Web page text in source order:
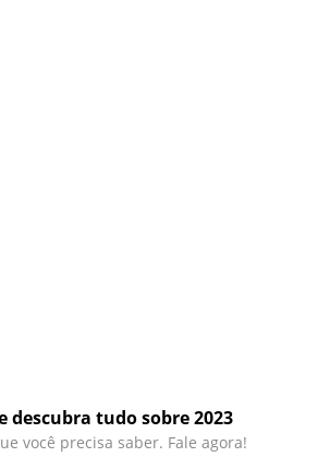
descubra tudo sobre 2023
você precisa saber. Fale agora!